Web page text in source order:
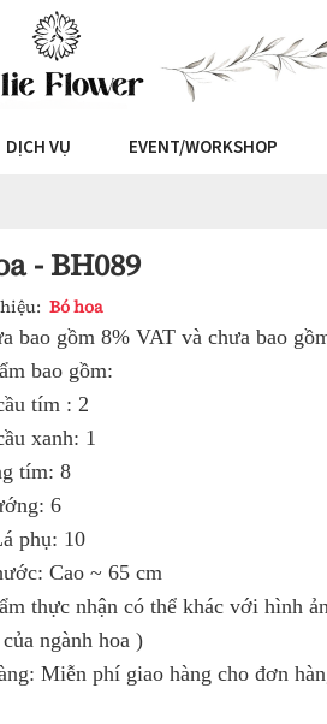
DỊCH VỤ EVENT/WORKSHOP
- BH089
Bó hoa
bao gồm 8% VAT và chưa bao
bao gồm:
tím : 2
xanh: 1
tím: 8
6
phụ: 10
Cao ~ 65 cm
thực nhận có thể khác với hình
ngành hoa )
Miễn phí giao hàng cho đơn